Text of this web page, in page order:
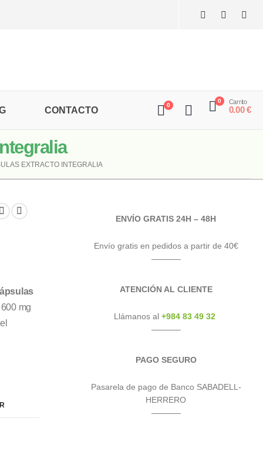
CONTACTO
0
0 Carrito
0.00€
EXTRACTO INTEGRALIA
mg
ENVÍO GRATIS 24H – 48H
Envío gratis en pedidos a partir de 40€
———–
ATENCIÓN AL CLIENTE
Llámanos al +984 83 49 32
———–
PAGO SEGURO
Pasarela de pago de Banco SABADELL-
HERRERO
———–